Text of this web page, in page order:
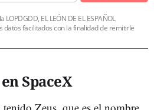
EL LEÓN DE EL ESPAÑOL
datos facilitados con la finalidad de remitirle
SpaceX